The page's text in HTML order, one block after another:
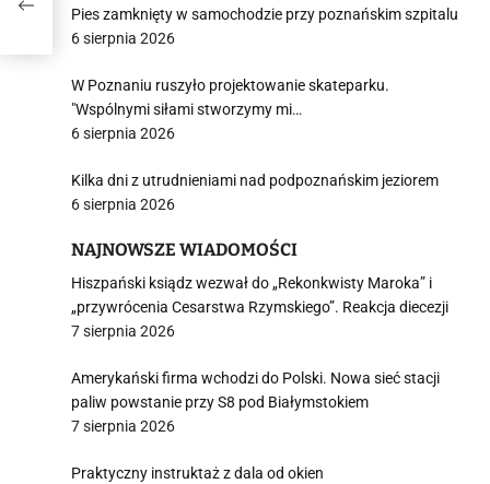
Pies zamknięty w samochodzie przy poznańskim szpitalu
6 sierpnia 2026
W Poznaniu ruszyło projektowanie skateparku.
"Wspólnymi siłami stworzymy mi…
6 sierpnia 2026
Kilka dni z utrudnieniami nad podpoznańskim jeziorem
6 sierpnia 2026
NAJNOWSZE WIADOMOŚCI
Hiszpański ksiądz wezwał do „Rekonkwisty Maroka” i
„przywrócenia Cesarstwa Rzymskiego”. Reakcja diecezji
7 sierpnia 2026
Amerykański firma wchodzi do Polski. Nowa sieć stacji
paliw powstanie przy S8 pod Białymstokiem
7 sierpnia 2026
Praktyczny instruktaż z dala od okien